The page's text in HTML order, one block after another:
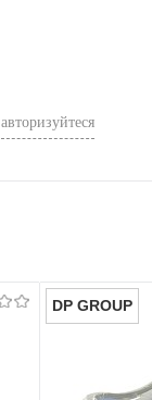
авторизуйтеся
DP GROUP